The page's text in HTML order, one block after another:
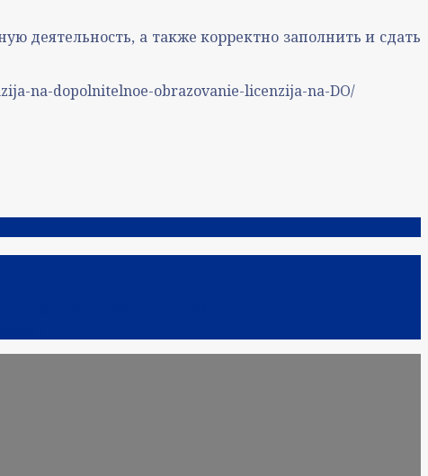
деятельность, а также корректно заполнить и сдать
na-dopolnitelnoe-obrazovanie-licenzija-na-DO/